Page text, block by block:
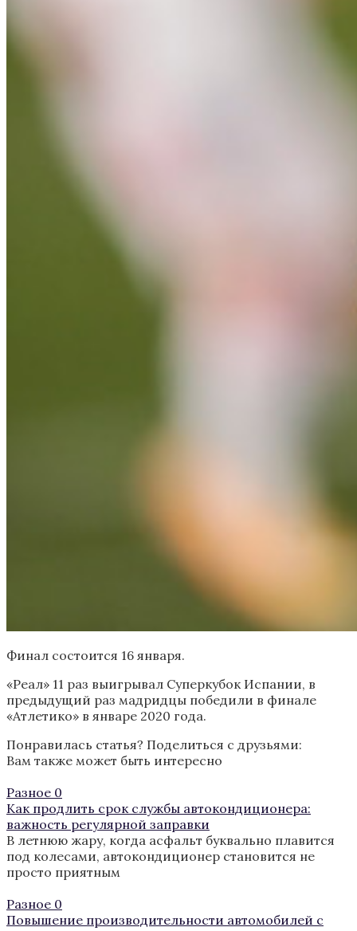
Финал состоится 16 января.
«Реал» 11 раз выигрывал Суперкубок Испании, в
предыдущий раз мадридцы победили в финале
«Атлетико» в январе 2020 года.
Понравилась статья? Поделиться с друзьями:
Вам также может быть интересно
Разное 0
Как продлить срок службы автокондиционера:
важность регулярной заправки
В летнюю жару, когда асфальт буквально плавится
под колесами, автокондиционер становится не
просто приятным
Разное 0
Повышение производительности автомобилей с